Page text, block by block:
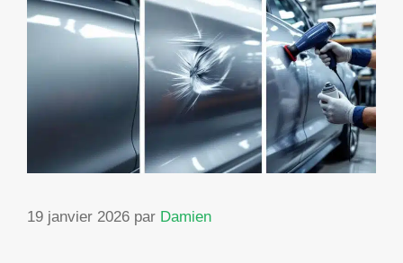
19 janvier 2026 par Damien